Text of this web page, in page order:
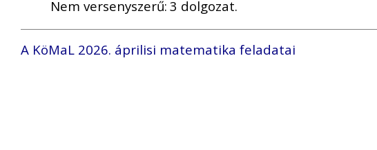
Nem versenyszerű: 3 dolgozat.
A KöMaL 2026. áprilisi matematika feladatai